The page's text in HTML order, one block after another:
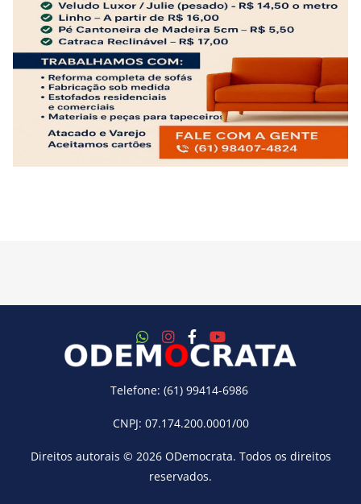
Telefone: (61) 99414-6986
CNPJ: 07.174.200.0001/00
Direitos autorais © 2026 ODemocrata. Todos os direitos
reservados.